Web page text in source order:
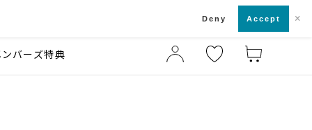
ンバーズ特典
Deny Accept ×